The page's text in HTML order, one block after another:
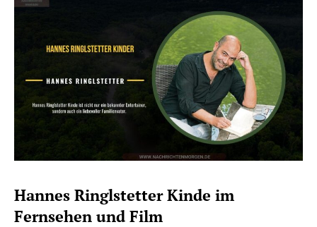
Hannes Ringlstetter Kinde im
Fernsehen und Film